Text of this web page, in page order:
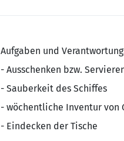
Aufgaben und
- Ausschenken bzw.
- Sauberkeit des Schiffes
- wöchentliche Inventur von
- Eindecken der Tische